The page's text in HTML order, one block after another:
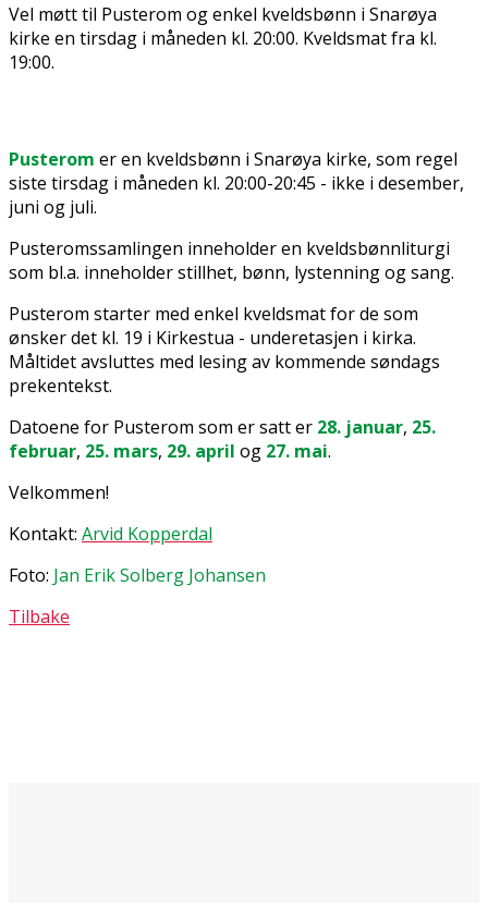
Vel møtt til Pusterom og enkel kveldsbønn i Snarøya
kirke en tirsdag i måneden kl. 20:00. Kveldsmat fra kl.
19:00.
Pusterom er en kveldsbønn i Snarøya kirke, som regel
siste tirsdag i måneden kl. 20:00-20:45 - ikke i desember,
juni og juli.
Pusteromssamlingen inneholder en kveldsbønnliturgi
som bl.a. inneholder stillhet, bønn, lystenning og sang.
Pusterom starter med enkel kveldsmat for de som
ønsker det kl. 19 i Kirkestua - underetasjen i kirka.
Måltidet avsluttes med lesing av kommende søndags
prekentekst.
Datoene for Pusterom som er satt er 28. januar, 25.
februar, 25. mars, 29. april og 27. mai.
Velkommen!
Kontakt: Arvid Kopperdal
Foto: Jan Erik Solberg Johansen
Tilbake